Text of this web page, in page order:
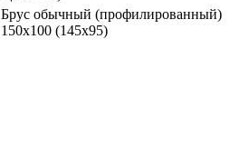
Брус обычный (профилированный)
150х100 (145х95)